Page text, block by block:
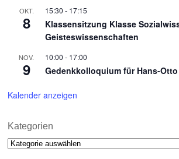
OKT.
8
15:30 - 17:15
Klassensitzung Klasse
Geisteswissenschaften
NOV.
9
10:00 - 17:00
Gedenkkolloquium für Hans-
Kalender anzeigen
Kategorien
Kategorien